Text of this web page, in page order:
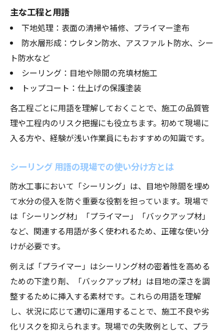
主な工程と用語
下地処理：表面の清掃や補修、プライマー塗布
防水層形成：ウレタン防水、アスファルト防水、シー
ト防水など
シーリング：目地や隙間の充填材施工
トップコート：仕上げの保護塗装
各工程ごとに用語を理解しておくことで、施工の品質管
理や工程内のリスク把握にも役立ちます。初めて現場に
入る方や、経験が浅い作業員にもおすすめの知識です。
シーリング 用語の現場での使い分け方とは
防水工事において「シーリング」は、目地や隙間を埋め
て水分の侵入を防ぐ重要な役割を担っています。現場で
は「シーリング材」「プライマー」「バックアップ材」
など、関連する用語が多く使われるため、正確な使い分
けが必要です。
例えば「プライマー」はシーリング材の密着性を高める
ための下塗り剤、「バックアップ材」は目地の深さを調
整するために挿入する素材です。これらの用語を理解
し、状況に応じて適切に運用することで、施工不良や劣
化リスクを抑えられます。現場での失敗例として、プラ